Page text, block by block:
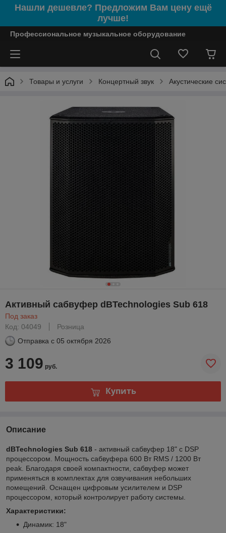
Нашли дешевле? Предложим Вам цену ещё
лучше!
Профессиональное музыкальное оборудование
Товары и услуги Концертный звук Акустические
Активный сабвуфер dBTechnologies Sub 618
Под заказ
Код: 04049
Розница
Отправка с 05 октября 2026
3 109 руб.
Купить
Описание
dBTechnologies Sub 618 - активный сабвуфер 18" с DSP
процессором. Мощность сабвуфера 600 Вт RMS / 1200 Вт
peak. Благодаря своей компактности, сабвуфер может
применяться в комплектах для озвучивания небольших
помещений. Оснащен цифровым усилителем и DSP
процессором, который контролирует работу системы.
Характеристики:
Динамик: 18"